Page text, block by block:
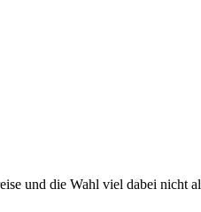
und die Wahl viel dabei nicht